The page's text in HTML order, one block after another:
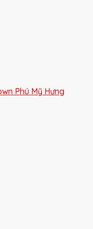
Phú Mỹ Hưng